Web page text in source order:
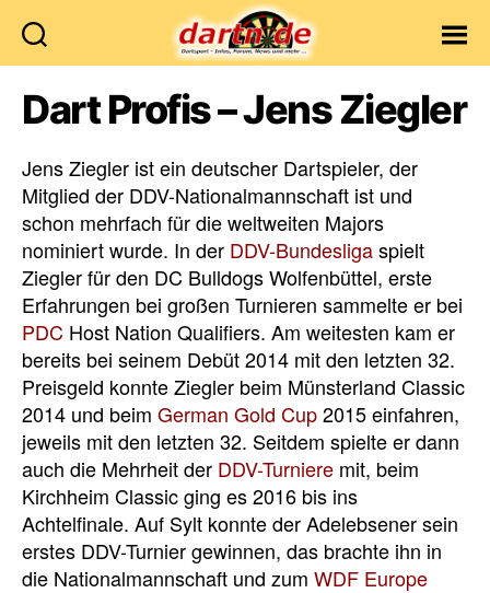
Dart Profis – Jens Ziegler
Jens Ziegler ist ein deutscher Dartspieler, der
Mitglied der DDV-Nationalmannschaft ist und
schon mehrfach für die weltweiten Majors
nominiert wurde. In der DDV-Bundesligaspielt
Ziegler für den DC Bulldogs Wolfenbüttel, erste
Erfahrungen bei großen Turnieren sammelte er bei
PDC Host Nation Qualifiers. Am weitesten kam er
bereits bei seinem Debüt 2014 mit den letzten 32.
Preisgeld konnte Ziegler beim Münsterland Classic
2014 und beim German Gold Cup2015 einfahren,
jeweils mit den letzten 32. Seitdem spielte er dann
auch die Mehrheit der DDV-Turniere mit, beim
Kirchheim Classic ging es 2016 bis ins
Achtelfinale. Auf Sylt konnte der Adelebsener sein
erstes DDV-Turnier gewinnen, das brachte ihn in
die Nationalmannschaft und zum WDF Europe